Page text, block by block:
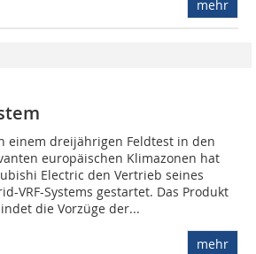
mehr
einem dreijährigen Feldtest in den
europäischen Klimazonen hat
Electric den Vertrieb seines
VRF-Systems gestartet. Das Produkt
die Vorzüge der...
mehr